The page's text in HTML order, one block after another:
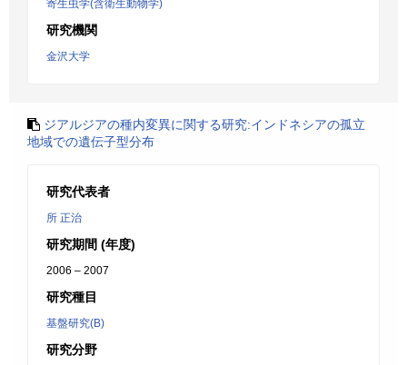
寄生虫学(含衛生動物学)
研究機関
金沢大学
ジアルジアの種内変異に関する研究:インドネシアの孤立
地域での遺伝子型分布
研究代表者
所 正治
研究期間 (年度)
2006 – 2007
研究種目
基盤研究(B)
研究分野